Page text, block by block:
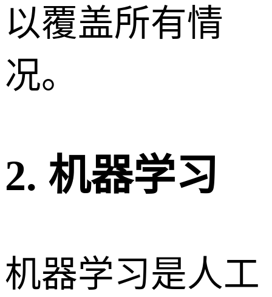
以覆盖所有情
况。
2. 机器学习
机器学习是人工